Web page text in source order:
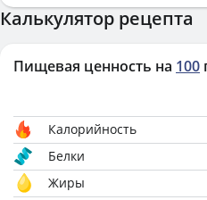
Калькулятор рецепта
Пищевая ценность на 100
Калорийность
Белки
Жиры